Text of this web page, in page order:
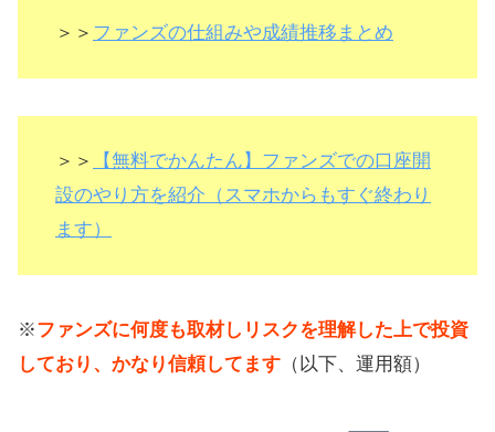
＞＞ ファンズの仕組みや成績推移まとめ
＞＞
【無料でかんたん】ファンズでの口座開
設のやり方を紹介（スマホからもすぐ終わり
ます）
※ファンズに何度も取材しリスクを理解した上で投資
しており、かなり信頼してます （以下、運用額）